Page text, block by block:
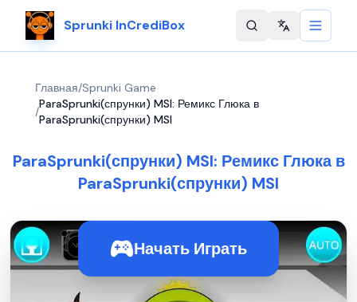
Sprunki InCrediBox Change
Главная/Sprunki Game
/
ParaSprunki(спрунки) MSI: Ремикс Глюка в
ParaSprunki(спрунки) MSI
ParaSprunki(спрунки) MSI: Ремикс Глюка в
ParaSprunki(спрунки) MSI
Начать Играть